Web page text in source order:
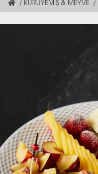
KURUYEMİŞ & MEYVE